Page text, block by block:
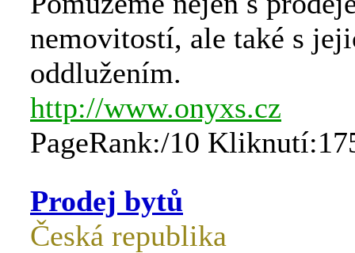
nemovitostí, ale také s
oddlužením.
http://www.onyxs.cz
PageRank:/10
Prodej bytů
Česká republika